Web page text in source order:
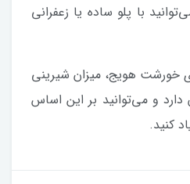
با پلو ساده یا زعفرانی
خورشت هویج، میزان شیرینی
و می‌توانید بر این اساس
کنید.